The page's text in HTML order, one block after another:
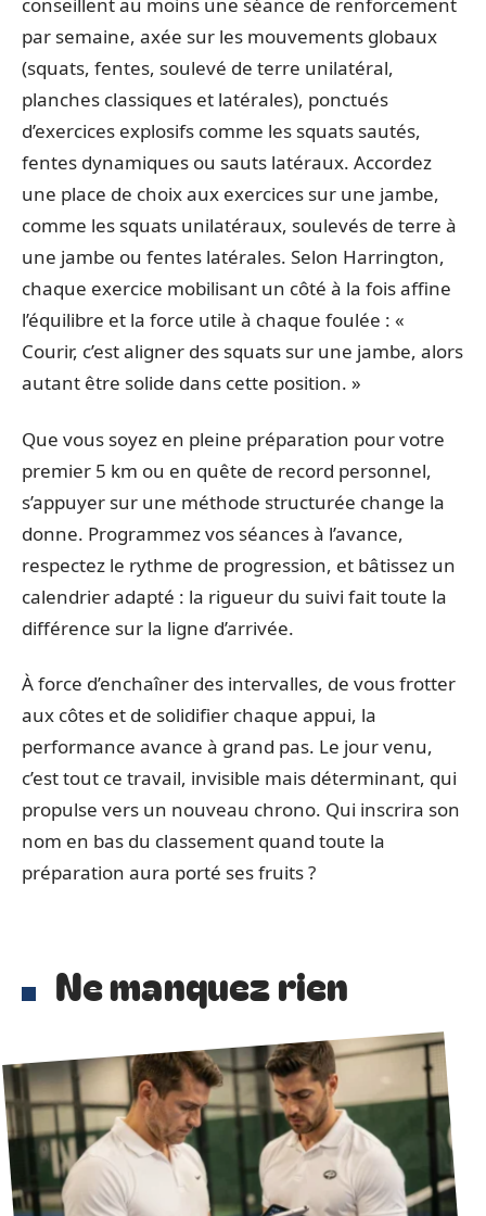
par semaine, axée sur les mouvements globaux
(squats, fentes, soulevé de terre unilatéral,
planches classiques et latérales), ponctués
d’exercices explosifs comme les squats sautés,
fentes dynamiques ou sauts latéraux. Accordez
une place de choix aux exercices sur une jambe,
comme les squats unilatéraux, soulevés de terre à
une jambe ou fentes latérales. Selon Harrington,
chaque exercice mobilisant un côté à la fois affine
l’équilibre et la force utile à chaque foulée : «
Courir, c’est aligner des squats sur une jambe, alors
autant être solide dans cette position. »
Que vous soyez en pleine préparation pour votre
premier 5 km ou en quête de record personnel,
s’appuyer sur une méthode structurée change la
donne. Programmez vos séances à l’avance,
respectez le rythme de progression, et bâtissez un
calendrier adapté : la rigueur du suivi fait toute la
différence sur la ligne d’arrivée.
À force d’enchaîner des intervalles, de vous frotter
aux côtes et de solidifier chaque appui, la
performance avance à grand pas. Le jour venu,
c’est tout ce travail, invisible mais déterminant, qui
propulse vers un nouveau chrono. Qui inscrira son
nom en bas du classement quand toute la
préparation aura porté ses fruits ?
Ne manquez rien